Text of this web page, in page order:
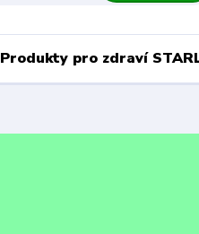
Produkty pro zdraví